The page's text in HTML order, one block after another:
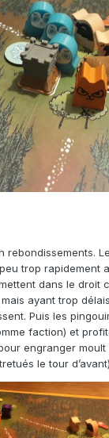
rebondissements.
trop rapidement
dans le droit
ayant trop
Puis les
faction) et
engranger
le tour